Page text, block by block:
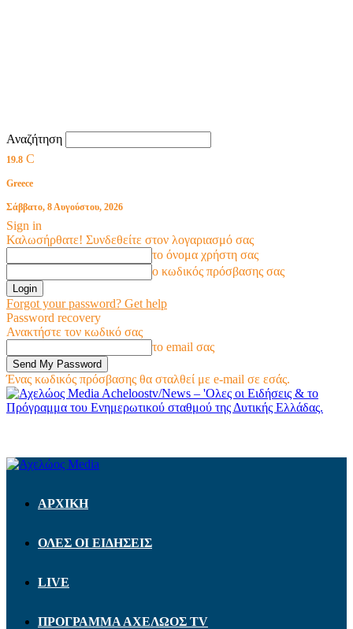
Αναζήτηση
19.8 C
Greece
Σάββατο, 8 Αυγούστου, 2026
Sign in
Καλωσήρθατε! Συνδεθείτε στον λογαριασμό σας
το όνομα χρήστη σας
ο κωδικός πρόσβασης σας
Forgot your password? Get help
Password recovery
Ανακτήστε τον κωδικό σας
το email σας
Ένας κωδικός πρόσβασης θα σταλθεί με e-mail σε εσάς.
Acheloostv/News – 'Ολες οι Ειδήσεις & το
Πρόγραμμα του Ενημερωτικού σταθμού της Δυτικής Ελλάδας.
ΑΡΧΙΚΗ
ΟΛΕΣ ΟΙ ΕΙΔΗΣΕΙΣ
LIVE
ΠΡΟΓΡΑΜΜΑ ΑΧΕΛΩΟΣ TV